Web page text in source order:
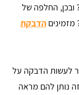
החלפה של
הדבקת
לעשות הדבקה על
נותן להם מראה